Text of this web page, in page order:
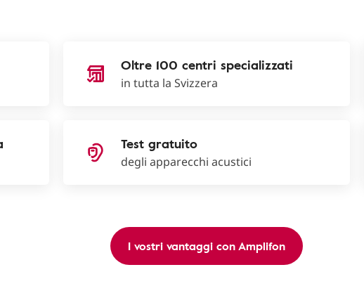
Oltre 100 centri specializzati
in tutta la Svizzera
Test gratuito
degli apparecchi acustici
I vostri vantaggi con Amplifon